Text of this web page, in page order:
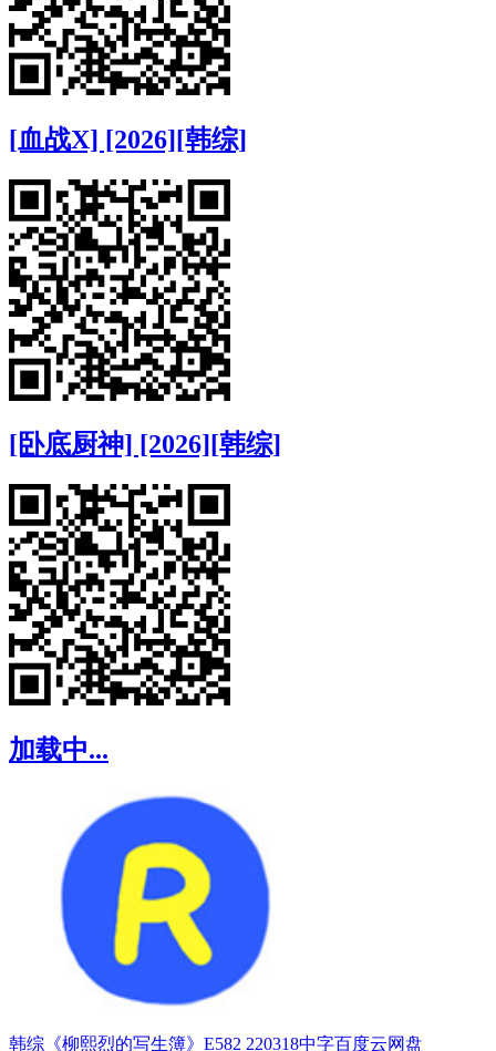
[血战X] [2026][韩综]
[卧底厨神] [2026][韩综]
加载中...
韩综《柳熙烈的写生簿》E582 220318中字百度云网盘